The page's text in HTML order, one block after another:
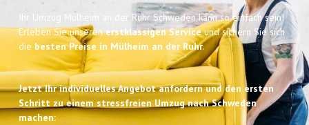
Ihr Umzug Mülheim an der Ruhr Schweden kann so einfach sein!
Erleben Sie unserenerstklassigen Serviceund sichern Sie sich
die besten Preise in Mülheim an der Ruhr.
Jetzt Ihr individuelles Angebot anfordern und den ersten
Schritt zu einem stressfreien Umzug nach Schweden
machen: